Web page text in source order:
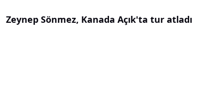
Zeynep Sönmez, Kanada Açık'ta tur atladı